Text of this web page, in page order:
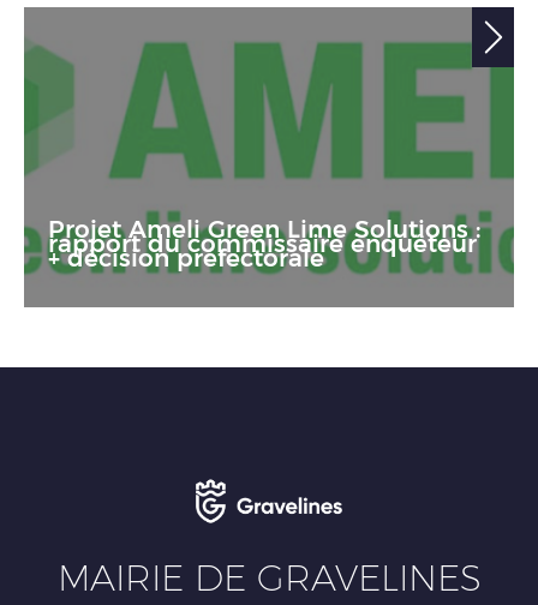
Projet Ameli Green Lime Solutions :
rapport du commissaire enquêteur
+ décision préfectorale
MAIRIE DE GRAVELINES